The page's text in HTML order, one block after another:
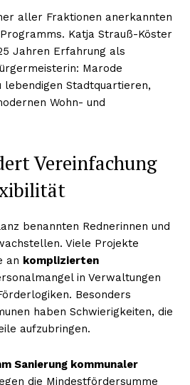
aller Fraktionen anerkannten
Katja Strauß-Köster
Jahren Erfahrung als
Marode
Stadtquartieren,
Wohn- und
Vereinfachung
benannten Rednerinnen und
Viele Projekte
an komplizierten
in Verwaltungen
Besonders
haben Schwierigkeiten, die
aufzubringen.
Sanierung kommunaler
die Mindestfördersumme